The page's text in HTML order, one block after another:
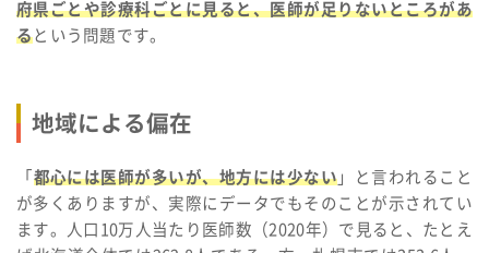
府県ごとや診療科ごとに見ると、医師が足りないところがあ
るという問題です。
地域による偏在
「 都心には医師が多いが、地方には少ない 」と言われること
が多くありますが、実際にデータでもそのことが示されてい
ます。人口10万人当たり医師数（2020年）で見ると、たとえ